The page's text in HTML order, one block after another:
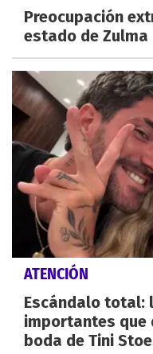
Preocupación
estado de
ATENCIÓN
Escándalo total:
importantes que
boda de Tini